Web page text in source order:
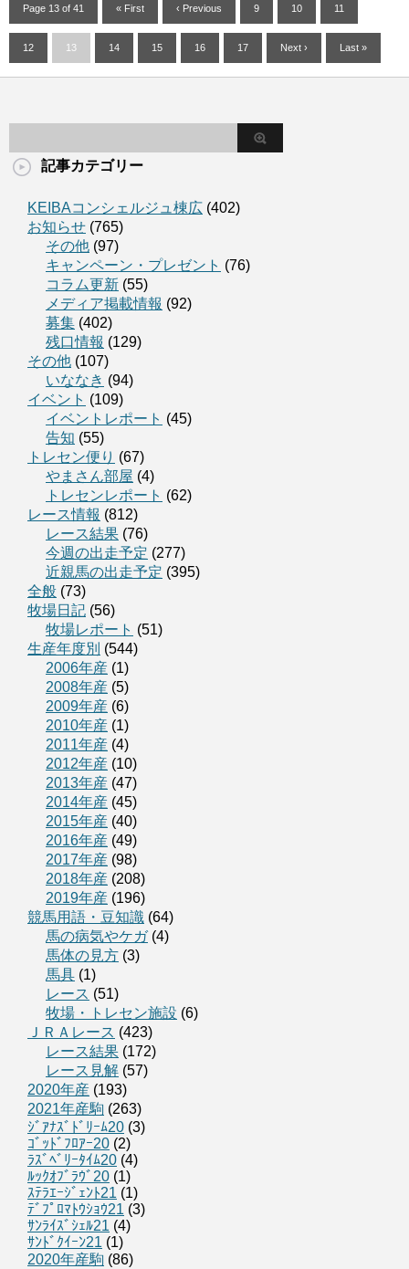
Page 13 of 41 « First ‹ Previous 9 10 11
12 13 14 15 16 17 Next › Last »
記事カテゴリー
KEIBAコンシェルジュ棟広 (402)
お知らせ (765)
その他 (97)
キャンペーン・プレゼント (76)
コラム更新 (55)
メディア掲載情報 (92)
募集 (402)
残口情報 (129)
その他 (107)
いななき (94)
イベント (109)
イベントレポート (45)
告知 (55)
トレセン便り (67)
やまさん部屋 (4)
トレセンレポート (62)
レース情報 (812)
レース結果 (76)
今週の出走予定 (277)
近親馬の出走予定 (395)
全般 (73)
牧場日記 (56)
牧場レポート (51)
生産年度別 (544)
2006年産 (1)
2008年産 (5)
2009年産 (6)
2010年産 (1)
2011年産 (4)
2012年産 (10)
2013年産 (47)
2014年産 (45)
2015年産 (40)
2016年産 (49)
2017年産 (98)
2018年産 (208)
2019年産 (196)
競馬用語・豆知識 (64)
馬の病気やケガ(4)
馬体の見方 (3)
馬具 (1)
レース (51)
牧場・トレセン施設 (6)
ＪＲＡレース (423)
レース結果 (172)
レース見解 (57)
2020年産 (193)
2021年産駒 (263)
ｼﾞｱﾅｽﾞﾄﾞﾘｰﾑ20 (3)
ｺﾞｯﾄﾞﾌﾛｱｰ20 (2)
ﾗｽﾞﾍﾞﾘｰﾀｲﾑ20 (4)
ﾙｯｸｵﾌﾞﾗｳﾞ20 (1)
ｽﾃﾗｴｰｼﾞｪﾝﾄ21 (1)
ﾃﾞﾌﾟﾛﾏﾄｳｼｮｳ21 (3)
ｻﾝﾗｲｽﾞｼｪﾙ21 (4)
ｻﾝﾄﾞｸｲｰﾝ21 (1)
2020年産駒 (86)